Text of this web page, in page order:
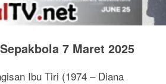
7 Maret 2025
Ibu Tiri (1974 – Diana